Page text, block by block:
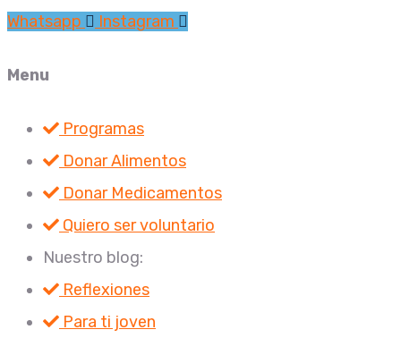
Whatsapp
Instagram
Menu
Programas
Donar Alimentos
Donar Medicamentos
Quiero ser voluntario
Nuestro blog:
Reflexiones
Para ti joven